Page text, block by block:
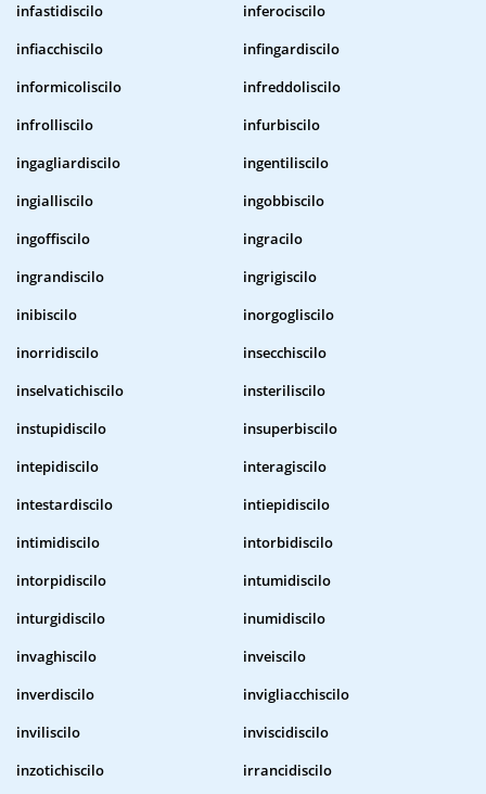
infastidiscilo
inferociscilo
infiacchiscilo
infingardiscilo
informicoliscilo
infreddoliscilo
infrolliscilo
infurbiscilo
ingagliardiscilo
ingentiliscilo
ingialliscilo
ingobbiscilo
ingoffiscilo
ingracilo
ingrandiscilo
ingrigiscilo
inibiscilo
inorgogliscilo
inorridiscilo
insecchiscilo
inselvatichiscilo
insteriliscilo
instupidiscilo
insuperbiscilo
intepidiscilo
interagiscilo
intestardiscilo
intiepidiscilo
intimidiscilo
intorbidiscilo
intorpidiscilo
intumidiscilo
inturgidiscilo
inumidiscilo
invaghiscilo
inveiscilo
inverdiscilo
invigliacchiscilo
inviliscilo
inviscidiscilo
inzotichiscilo
irrancidiscilo